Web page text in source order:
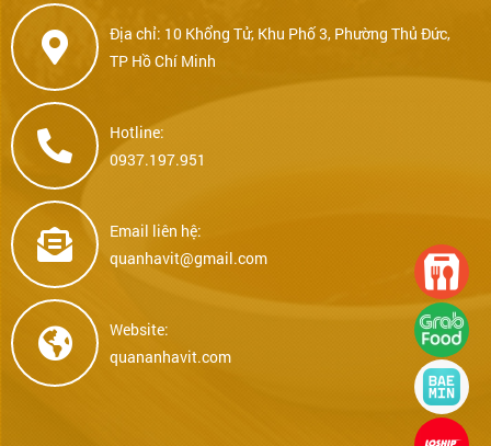
Địa chỉ: 10 Khổng Tử, Khu Phố 3, Phường Thủ Đức,
TP Hồ Chí Minh
Hotline:
0937.197.951
Email liên hệ:
quanhavit@gmail.com
Website:
quananhavit.com